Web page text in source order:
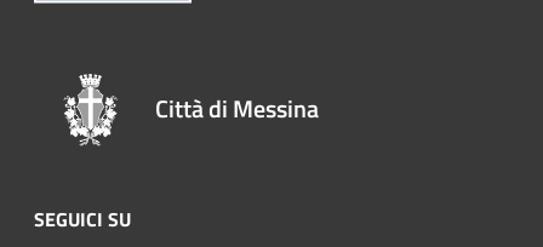
Città di Messina
SEGUICI SU